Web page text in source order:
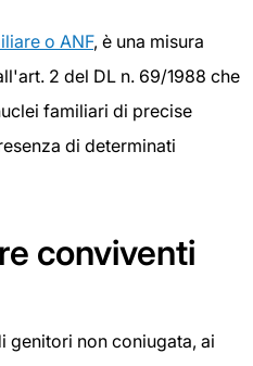
o ANF, è una misura
2 del DL n. 69/1988 che
familiari di precise
di determinati
conviventi
genitori non coniugata, ai